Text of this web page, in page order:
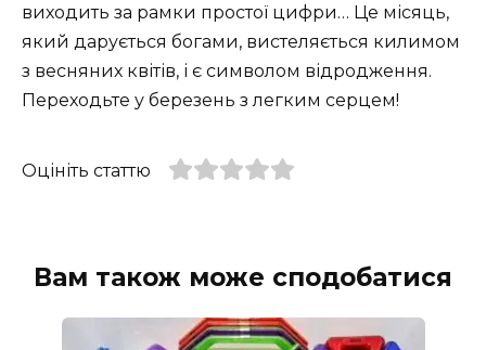
виходить за рамки простої цифри… Це місяць,
який дарується богами, вистеляється килимом
з весняних квітів, і є символом відродження.
Переходьте у березень з легким серцем!
Оцініть статтю
Вам також може сподобатися